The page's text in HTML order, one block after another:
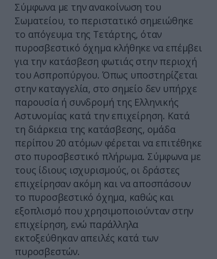
Σύμφωνα με την ανακοίνωση του
Σωματείου, το περιστατικό σημειώθηκε
το απόγευμα της Τετάρτης, όταν
πυροσβεστικό όχημα κλήθηκε να επέμβει
για την κατάσβεση φωτιάς στην περιοχή
του Ασπροπύργου. Όπως υποστηρίζεται
στην καταγγελία, στο σημείο δεν υπήρχε
παρουσία ή συνδρομή της Ελληνικής
Αστυνομίας κατά την επιχείρηση. Κατά
τη διάρκεια της κατάσβεσης, ομάδα
περίπου 20 ατόμων φέρεται να επιτέθηκε
στο πυροσβεστικό πλήρωμα. Σύμφωνα με
τους ίδιους ισχυρισμούς, οι δράστες
επιχείρησαν ακόμη και να αποσπάσουν
το πυροσβεστικό όχημα, καθώς και
εξοπλισμό που χρησιμοποιούνταν στην
επιχείρηση, ενώ παράλληλα
εκτοξεύθηκαν απειλές κατά των
πυροσβεστών.